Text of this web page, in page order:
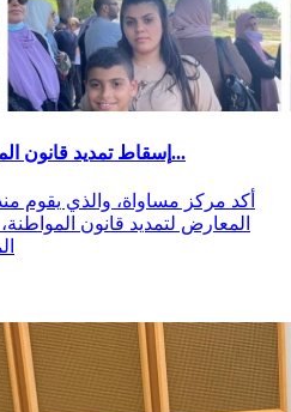
إسقاط تمديد قانون المواطنة إنجاز هام ولكن المعركة...
المعارض لتمديد قانون